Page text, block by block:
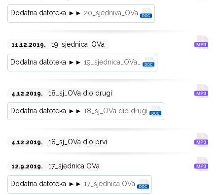
Dodatna datoteka ►► 20_sjedniva_OVa
11.12.2019. 19_sjednica_OVa_
Dodatna datoteka ►► 19_sjednica_OVa_
4.12.2019. 18_sj_OVa dio drugi
Dodatna datoteka ►► 18_sj_OVa dio drugi
4.12.2019. 18_sj_OVa dio prvi
12.9.2019. 17_sjednica OVa
Dodatna datoteka ►► 17_sjednica OVa